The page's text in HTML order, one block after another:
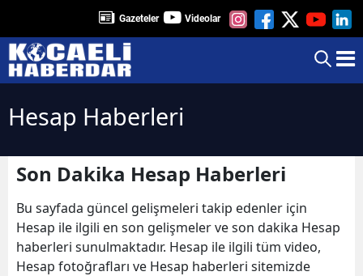
Gazeteler Videolar
Hesap Haberleri
Son Dakika Hesap Haberleri
Bu sayfada güncel gelişmeleri takip edenler için
Hesap ile ilgili en son gelişmeler ve son dakika Hesap
haberleri sunulmaktadır. Hesap ile ilgili tüm video,
Hesap fotoğrafları ve Hesap haberleri sitemizde